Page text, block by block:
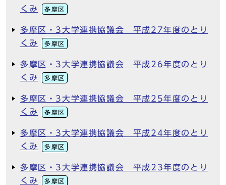
くみ
多摩区
多摩区・3大学連携協議会 平成27年度のとり
くみ
多摩区
多摩区・3大学連携協議会 平成26年度のとり
くみ
多摩区
多摩区・3大学連携協議会 平成25年度のとり
くみ
多摩区
多摩区・3大学連携協議会 平成24年度のとり
くみ
多摩区
多摩区・3大学連携協議会 平成23年度のとり
くみ
多摩区